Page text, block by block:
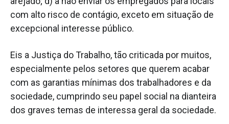
com alto risco de contágio, exceto em situação de
excepcional interesse público.
Eis a Justiça do Trabalho, tão criticada por muitos,
especialmente pelos setores que querem acabar
com as garantias mínimas dos trabalhadores e da
sociedade, cumprindo seu papel social na dianteira
dos graves temas de interessa geral da sociedade.